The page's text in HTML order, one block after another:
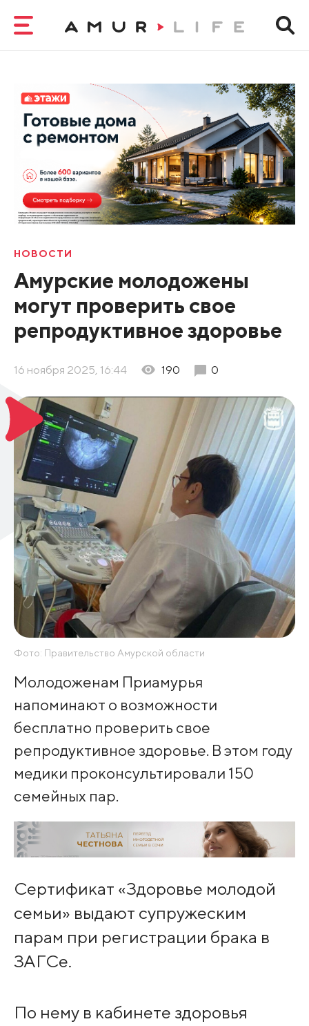
НОВОСТИ
Амурские молодожены
могут проверить свое
репродуктивное здоровье
16 ноября 2025, 16:44 190 0
Фото: Правительство Амурской области
Молодоженам Приамурья
напоминают о возможности
бесплатно проверить свое
репродуктивное здоровье. В этом году
медики проконсультировали 150
семейных пар.
Сертификат «Здоровье молодой
семьи» выдают супружеским
парам при регистрации брака в
ЗАГСе.
По нему в кабинете здоровья